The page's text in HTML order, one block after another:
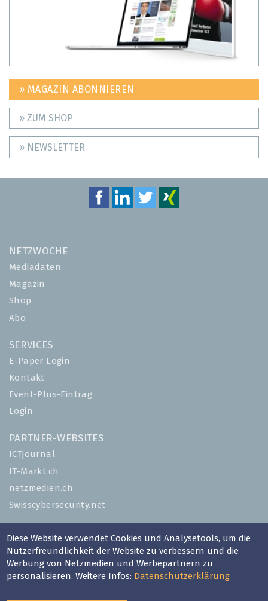
» MAGAZIN ABONNIEREN
» ZUM SHOP
» NEWSLETTER
NETZWOCHE
Mediadaten
Magazin
Shop
Abo
SERVICES
E-Paper Login
Kontakt
Event-Plus-Eintrag
Login
PARTNER-WEBSITES
ICTjournal
IT-Markt.ch
netzmedien.ch
Swisscybersecurity.net
© NETZMEDIEN AG 2026
Impressum
AGB
Nutzungsbestimmungen
Datenschutzerklärung
Diese Website verwendet Cookies und Analysetools, um die
Nutzerfreundlichkeit der Website zu verbessern und die
Werbung von Netzmedien und Werbepartnern zu
personalisieren. Weitere Infos: Datenschutzerklärung